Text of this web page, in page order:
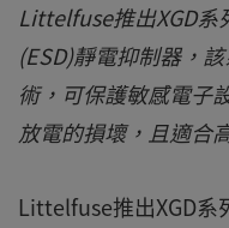
Littelfuse推出XGD系
(ESD)靜電抑制器，
術，可保護敏感電子
放電的損壞，且適合
Littelfuse推出XGD系